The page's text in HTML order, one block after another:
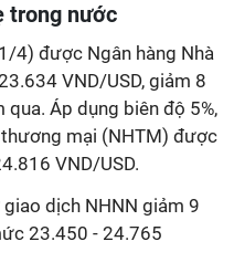
trong nước
4) được Ngân hàng Nhà
VND/USD, giảm 8
Áp dụng biên độ 5%,
thương mại (NHTM) được
VND/USD.
dịch NHNN giảm 9
23.450 - 24.765